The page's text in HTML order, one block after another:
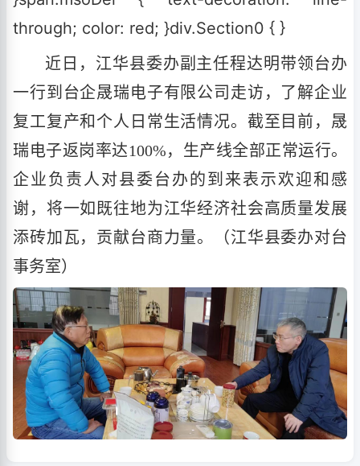
through; color: red; }div.Section0 { }
近日， 江华县委办副主任程达明带领台办
一行到台企晟瑞电子有限公司 走访 ， 了解企业
复工复产和个人日常生活情况。 截至目前，晟
瑞电子返岗率达100%，生产线全部正常运行。
企业负责人对县委台办的到来表示欢迎和感
谢，将一如既往地为江华经济社会高质量发展
添砖加瓦，贡献台商力量。 （江华县委办对台
事务室）